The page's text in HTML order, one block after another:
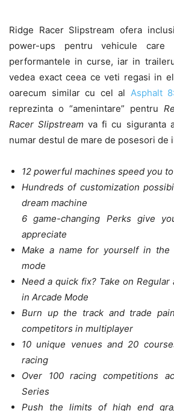
Ridge Racer Slipstream ofera
power-ups pentru vehicule care
performantele in curse, iar in
vedea exact ceea ce veti regasi in
oarecum similar cu cel al Asphalt
reprezinta o “amenintare” pentru
Racer Slipstream va fi cu siguranta
numar destul de mare de posesori de
12 powerful machines speed you
Hundreds of customization
dream machine
6 game-changing Perks give
appreciate
Make a name for yourself in the
mode
Need a quick fix? Take on Regular
in Arcade Mode
Burn up the track and trade
competitors in multiplayer
10 unique venues and 20
racing
Over 100 racing competitions
Series
Push the limits of high end